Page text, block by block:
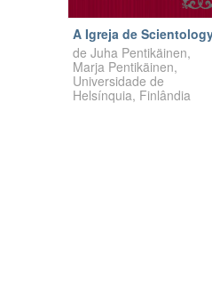
A Igreja de
de Juha Pentikäinen,
Marja Pentikäinen,
Universidade de
Helsínquia, Finlândia